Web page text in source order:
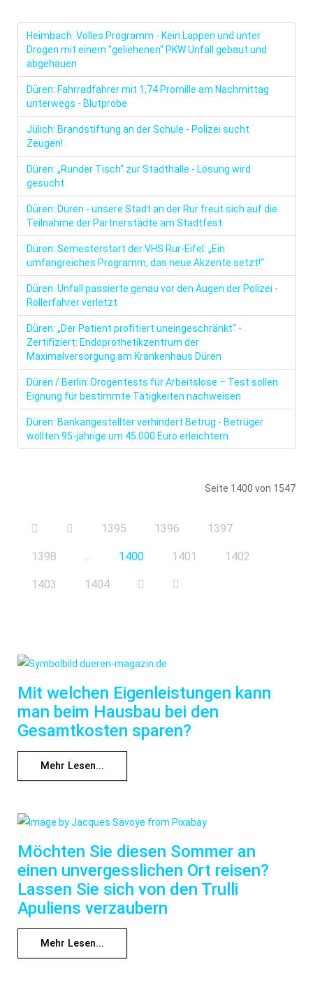
Heimbach: Volles Programm - Kein Lappen und unter
Drogen mit einem "geliehenen" PKW Unfall gebaut und
abgehauen
Düren: Fahrradfahrer mit 1,74 Promille am Nachmittag
unterwegs - Blutprobe
Jülich: Brandstiftung an der Schule - Polizei sucht
Zeugen!
Düren: „Runder Tisch“ zur Stadthalle - Lösung wird
gesucht
Düren: Düren - unsere Stadt an der Rur freut sich auf die
Teilnahme der Partnerstädte am Stadtfest
Düren: Semesterstart der VHS Rur-Eifel: „Ein
umfangreiches Programm, das neue Akzente setzt!“
Düren: Unfall passierte genau vor den Augen der Polizei -
Rollerfahrer verletzt
Düren: „Der Patient profitiert uneingeschränkt“ -
Zertifiziert: Endoprothetikzentrum der
Maximalversorgung am Krankenhaus Düren
Düren / Berlin: Drogentests für Arbeitslose – Test sollen
Eignung für bestimmte Tätigkeiten nachweisen
Düren: Bankangestellter verhindert Betrug - Betrüger
wollten 95-jährige um 45.000 Euro erleichtern
Seite 1400 von 1547
1395 1396 1397
1398 ... 1400 1401 1402
1403 1404
Mit welchen Eigenleistungen kann
man beim Hausbau bei den
Gesamtkosten sparen?
Mehr Lesen...
Möchten Sie diesen Sommer an
einen unvergesslichen Ort reisen?
Lassen Sie sich von den Trulli
Apuliens verzaubern
Mehr Lesen...